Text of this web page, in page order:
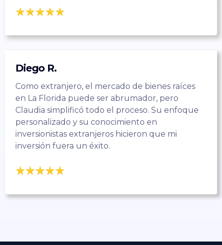
Diego R.
Como extranjero, el mercado de bienes raíces
en La Florida puede ser abrumador, pero
Claudia simplificó todo el proceso. Su enfoque
personalizado y su conocimiento en
inversionistas extranjeros hicieron que mi
inversión fuera un éxito.